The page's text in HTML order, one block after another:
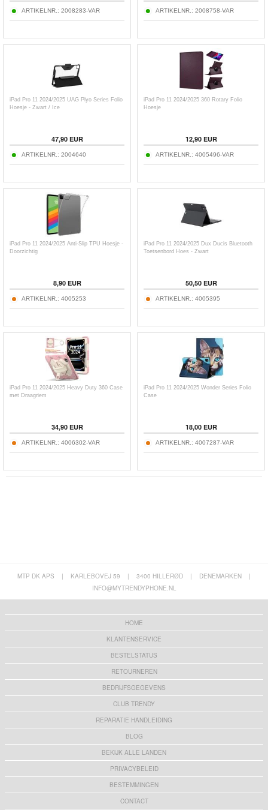
ARTIKELNR.: 2008283-VAR ARTIKELNR.: 2008758-VAR
iPad Pro 11 2024/2025 UAG Plyo Series Folio
Hoesje - Zwart / Ice
47,90EUR
ARTIKELNR.: 2004640
iPad Pro 11 2024/2025 360 Rotary Folio
Hoesje
12,90EUR
ARTIKELNR.: 4005496-VAR
iPad Pro 11 2024/2025 Anti-Slip TPU Hoesje -
Doorzichtig
8,90EUR
ARTIKELNR.: 4005253
iPad Pro 11 2024/2025 Dux Ducis Bluetooth
Toetsenbord Hoes - Zwart
50,50EUR
ARTIKELNR.: 4005395
iPad Pro 11 2024/2025 Heavy Duty 360 Case
met Draagriem
34,90EUR
ARTIKELNR.: 4006302-VAR
iPad Pro 11 2024/2025 Wonder Series Folio
Case
18,00EUR
ARTIKELNR.: 4007287-VAR
MTP DK APS | KARLEBOVEJ 59 | 3400 HILLERØD | DENEMARKEN
|
INFO@MYTRENDYPHONE.NL
HOME
KLANTENSERVICE
BESTELSTATUS
RETOURNEREN
BEDRIJFSGEGEVENS
CLUB TRENDY
REPARATIE HANDLEIDING
BLOG
BEKIJK ALLE LANDEN
PRIVACYBELEID
BESTEMMINGEN
CONTACT